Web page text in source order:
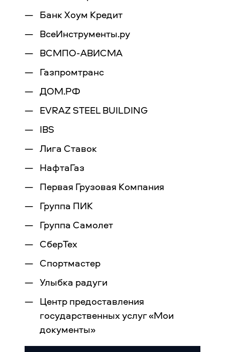
Банк Хоум Кредит
ВсеИнструменты.ру
ВСМПО-АВИСМА
Газпромтранс
ДОМ.РФ
EVRAZ STEEL BUILDING
IBS
Лига Ставок
НафтаГаз
Первая Грузовая Компания
Группа ПИК
Группа Самолет
СберТех
Спортмастер
Улыбка радуги
Центр предоставления
государственных услуг «Мои
документы»